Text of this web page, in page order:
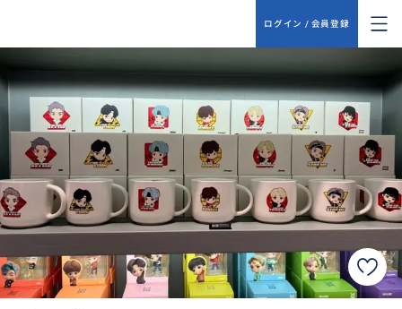
ログイン / 会員登録